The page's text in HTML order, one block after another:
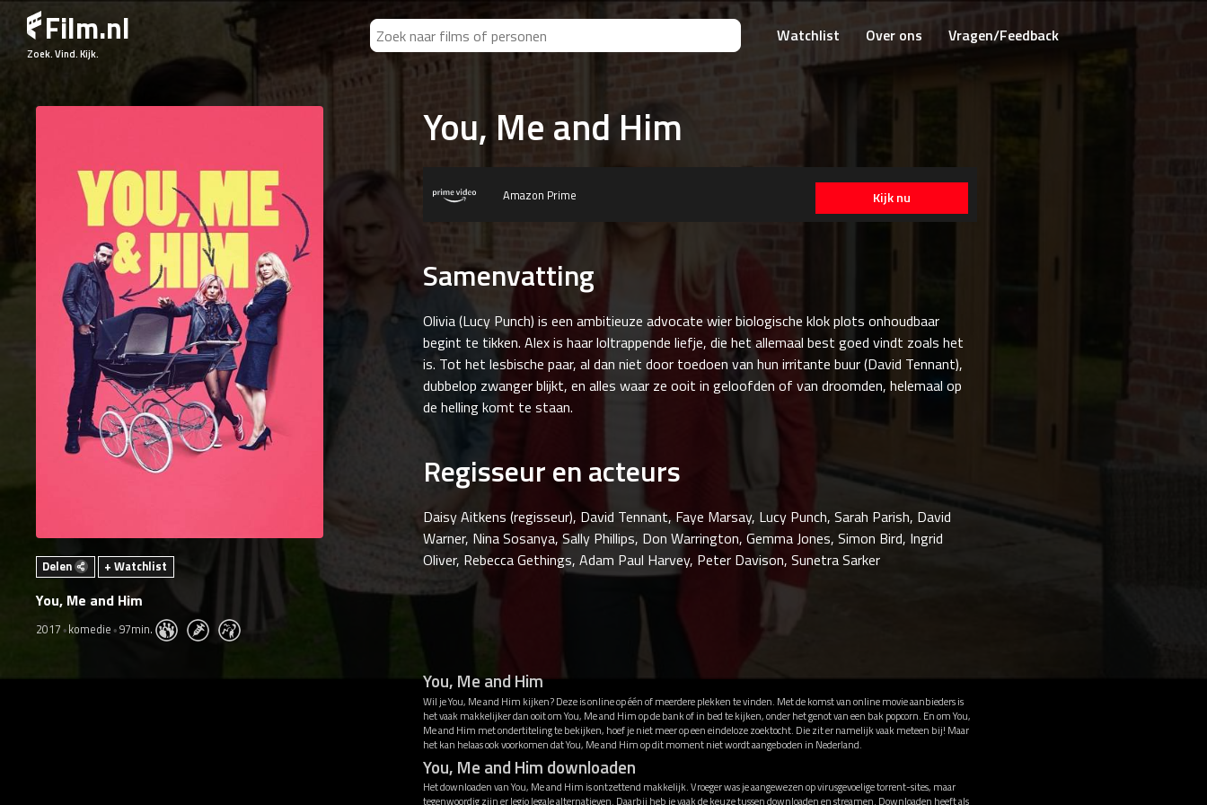
Film.nl
Zoek. Vind. Kijk.
Watchlist Over ons Vragen/Feedback
Delen + Watchlist
You, Me and Him
2017 komedie 97min.
You, Me and Him
Kijk nu
Amazon Prime
Samenvatting
Olivia (Lucy Punch) is een ambitieuze advocate wier biologische klok plots onhoudbaar
begint te tikken. Alex is haar loltrappende liefje, die het allemaal best goed vindt zoals het
is. Tot het lesbische paar, al dan niet door toedoen van hun irritante buur (David Tennant),
dubbelop zwanger blijkt, en alles waar ze ooit in geloofden of van droomden, helemaal op
de helling komt te staan.
Regisseur en acteurs
Daisy Aitkens (regisseur), David Tennant, Faye Marsay, Lucy Punch, Sarah Parish, David
Warner, Nina Sosanya, Sally Phillips, Don Warrington, Gemma Jones, Simon Bird, Ingrid
Oliver, Rebecca Gethings, Adam Paul Harvey, Peter Davison, Sunetra Sarker
You, Me and Him
Wil je You, Me and Him kijken? Deze is online op één of meerdere plekken te vinden. Met de komst van online movie aanbieders is
het vaak makkelijker dan ooit om You, Me and Him op de bank of in bed te kijken, onder het genot van een bak popcorn. En om You,
Me and Him met ondertiteling te bekijken, hoef je niet meer op een eindeloze zoektocht. Die zit er namelijk vaak meteen bij! Maar
het kan helaas ook voorkomen dat You, Me and Him op dit moment niet wordt aangeboden in Nederland.
You, Me and Him downloaden
Het downloaden van You, Me and Him is ontzettend makkelijk. Vroeger was je aangewezen op virusgevoelige torrent-sites, maar
tegenwoordig zijn er legio legale alternatieven. Daarbij heb je vaak de keuze tussen downloaden en streamen. Downloaden heeft als